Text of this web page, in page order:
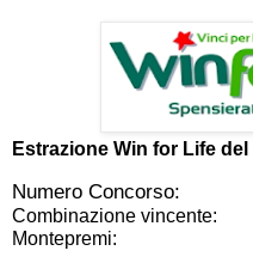
Estrazione Win for Life del
Numero Concorso:
Combinazione vincente:
Montepremi: